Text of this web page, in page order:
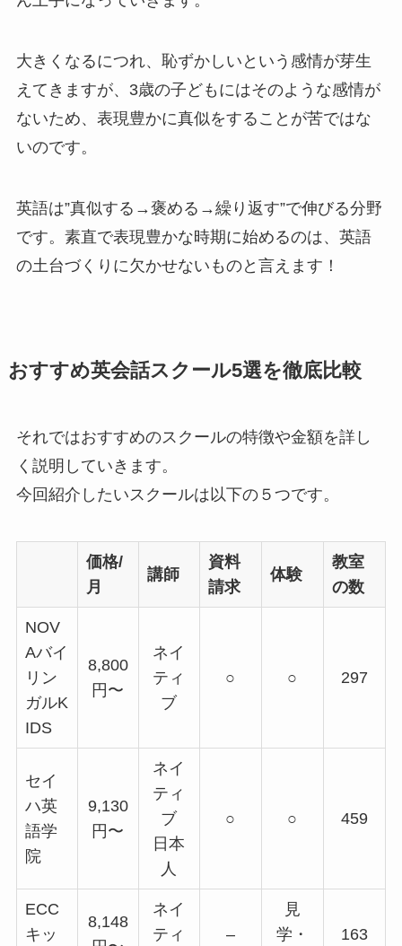
大きくなるにつれ、恥ずかしいという感情が芽生
えてきますが、3歳の子どもにはそのような感情が
ないため、表現豊かに真似をすることが苦ではな
いのです。
英語は”真似する→褒める→繰り返す”で伸びる分野
です。素直で表現豊かな時期に始めるのは、英語
の土台づくりに欠かせないものと言えます！
おすすめ英会話スクール5選を徹底比較
それではおすすめのスクールの特徴や金額を詳し
く説明していきます。
今回紹介したいスクールは以下の５つです。
価格/
月
講師
資料
請求
体験
教室
の数
NOV
Aバイ
リン
ガルK
IDS
8,800
円〜
ネイ
ティ
ブ
○ ○ 297
セイ
ハ英
語学
院
9,130
円〜
ネイ
ティ
ブ
日本
人
○ ○ 459
ECC
キッ
8,148
ネイ
ティ
–
見
学・
163